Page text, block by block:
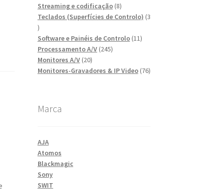
produtos
Streaming e codificação 88
produtos
Teclados (Superfícies de Controlo) 3
3
produtos
Software e Painéis de Controlo 1111
Processamento A/V 245245
Monitores A/V 2020
produtos
Monitores-Gravadores & IP Video 7676
Marca
AJA
Atomos
Blackmagic
Sony
SWIT